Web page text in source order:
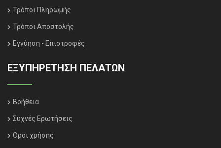
Τρόποι Πληρωμής
Τρόποι Αποστολής
Εγγύηση - Επιστροφές
ΕΞΥΠΗΡΈΤΗΣΗ ΠΕΛΑΤΏΝ
Βοήθεια
Συχνές Ερωτήσεις
Όροι χρήσης